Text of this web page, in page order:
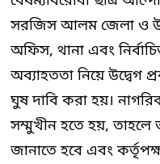
সরজিস আলম জেলা ও
অফিস, থানা এবং
অব্যাহততা নিয়ে উদ্বেগ
ঘুষ দাবি করা হয়।
সম্মুখীন হতে হয়, তাহলে
জানাতে হবে এবং